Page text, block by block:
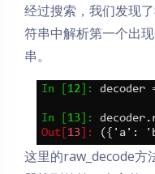
经过搜索，我们发现
符串中解析第一个出
串。
这里的raw_decode方